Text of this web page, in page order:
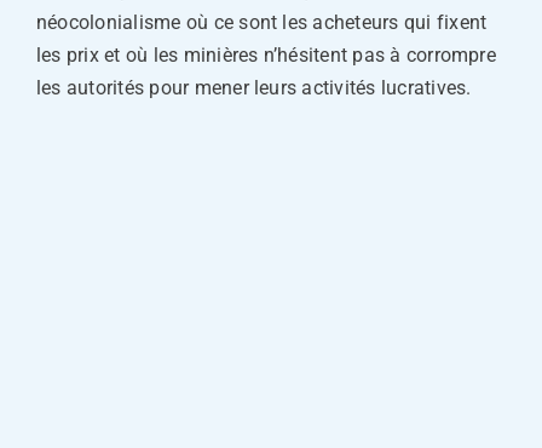
néocolonialisme où ce sont les acheteurs qui fixent
les prix et où les minières n’hésitent pas à corrompre
les autorités pour mener leurs activités lucratives.